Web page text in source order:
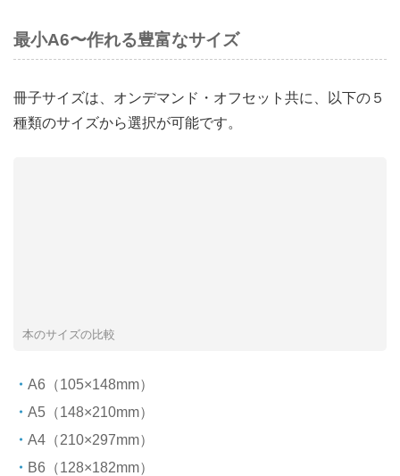
最小A6〜作れる豊富なサイズ
冊子サイズは、オンデマンド・オフセット共に、以下の５
種類のサイズから選択が可能です。
本のサイズの比較
A6（105×148mm）
A5（148×210mm）
A4（210×297mm）
B6（128×182mm）